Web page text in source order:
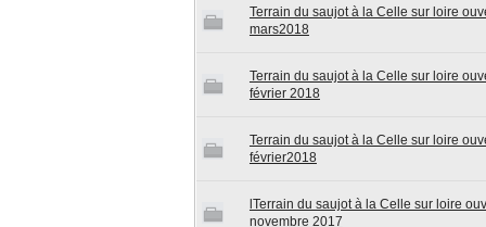
Terrain du saujot à la Celle sur loire
mars2018
Terrain du saujot à la Celle sur loire
février 2018
Terrain du saujot à la Celle sur loire
février2018
lTerrain du saujot à la Celle sur loire
novembre 2017